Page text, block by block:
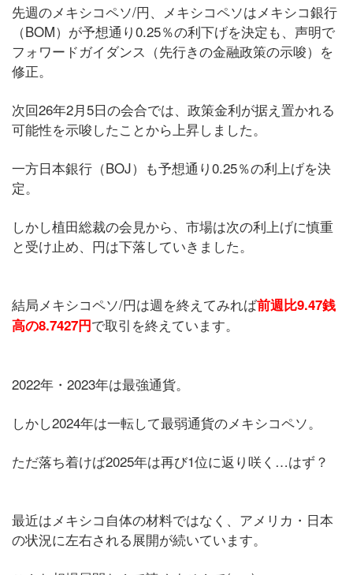
先週のメキシコペソ/円、メキシコペソはメキシコ銀行
（BOM）が予想通り0.25％の利下げを決定も、声明で
フォワードガイダンス（先行きの金融政策の示唆）を
修正。
次回26年2月5日の会合では、政策金利が据え置かれる
可能性を示唆したことから上昇しました。
一方日本銀行（BOJ）も予想通り0.25％の利上げを決
定。
しかし植田総裁の会見から、市場は次の利上げに慎重
と受け止め、円は下落していきました。
結局メキシコペソ/円は週を終えてみれば前週比9.47銭
高の8.7427円で取引を終えています。
2022年・2023年は最強通貨。
しかし2024年は一転して最弱通貨のメキシコペソ。
ただ落ち着けば2025年は再び1位に返り咲く…はず？
最近はメキシコ自体の材料ではなく、アメリカ・日本
の状況に左右される展開が続いています。